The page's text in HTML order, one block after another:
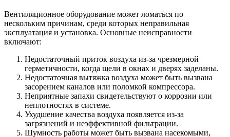
Вентиляционное оборудование может ломаться по
нескольким причинам, среди которых неправильная
эксплуатация и установка. Основные неисправности
включают:
Недостаточный приток воздуха из-за чрезмерной
герметичности, когда щели в окнах и дверях заделаны.
Недостаточная вытяжка воздуха может быть вызвана
засорением каналов или поломкой компрессора.
Неприятные запахи свидетельствуют о коррозии или
неплотностях в системе.
Ухудшение качества воздуха появляется из-за
загрязнений и неэффективной фильтрации.
Шумность работы может быть вызвана насекомыми,